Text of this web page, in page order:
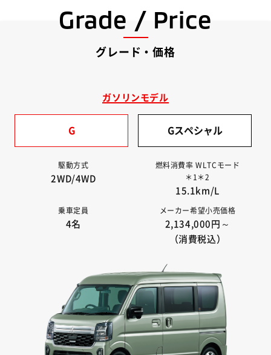
Grade / Price
グレード・価格
ガソリンモデル
G Gスペシャル
駆動方式
2WD/4WD
燃料消費率 WLTCモード
＊1＊2
15.1km/L
乗車定員
4名
メーカー希望小売価格
2,134,000円～
（消費税込）